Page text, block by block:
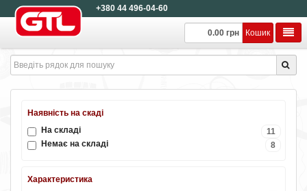
+380 44 496-04-60
0.00 грн Кошик
Наявність на скаді
11
На складі
8
Немає на складі
Характеристика